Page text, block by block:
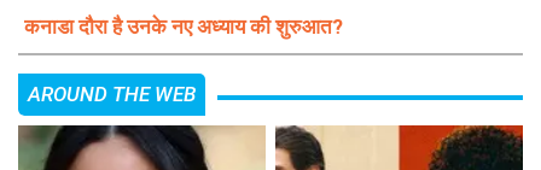
कनाडा दौरा है उनके नए अध्याय की शुरुआत?
AROUND THE WEB